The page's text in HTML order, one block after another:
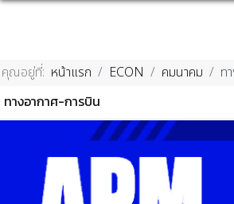
คุณอยู่ที่: หน้าแรก ECON คมนาคม
ท
ทางอากาศ-การบิน